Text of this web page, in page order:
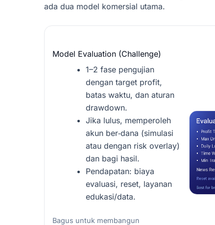
ada dua model komersial utama.
Model Evaluation (Challenge)
1–2 fase pengujian
dengan target profit,
batas waktu, dan aturan
drawdown.
Jika lulus, memperoleh
akun ber‑dana (simulasi
atau dengan risk overlay)
dan bagi hasil.
Pendapatan: biaya
evaluasi, reset, layanan
edukasi/data.
Bagus untuk membangun